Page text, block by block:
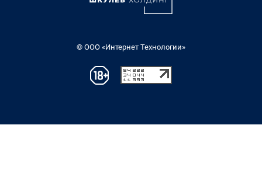
© ООО «Интернет Технологии»